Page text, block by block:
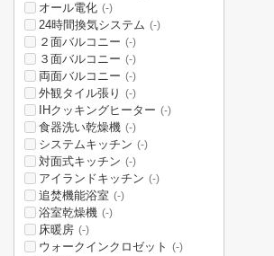
オール電化 (-)
24時間換気システム (-)
２面バルコニー (-)
３面バルコニー (-)
両面バルコニー (-)
外観タイル張り (-)
IHクッキングヒーター (-)
食器洗い乾燥機 (-)
システムキッチン (-)
対面式キッチン (-)
アイランドキッチン (-)
追焚機能浴室 (-)
浴室乾燥機 (-)
床暖房 (-)
ウォークインクロゼット (-)